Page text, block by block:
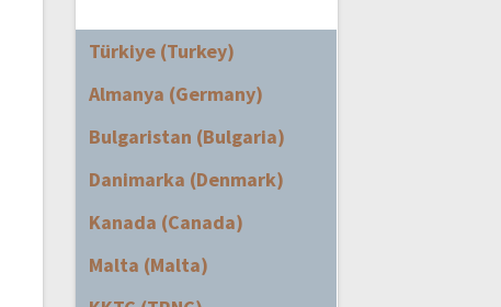
Türkiye (Turkey)
Almanya (Germany)
Bulgaristan (Bulgaria)
Danimarka (Denmark)
Kanada (Canada)
Malta (Malta)